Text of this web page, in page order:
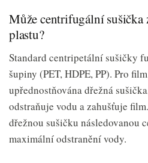
Může centrifugální sušička
plastu?
Standard centripetální sušičky
šupiny (PET, HDPE, PP). Pro
upřednostňována dřežná
odstraňuje vodu a zahušťuje
dřežnou sušičku následovanou
maximální odstranění vody.